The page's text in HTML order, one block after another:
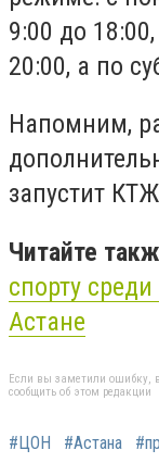
9:00 до
20:00, а по
Напомним,
запустит
Читайте
спорту
Астане
Если вы заметили ошибку,
сообщить об этом редакции
#ЦОН #Астана